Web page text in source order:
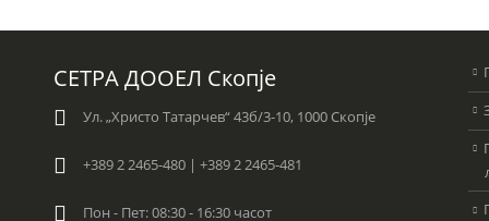
СЕТРА ДООЕЛ Скопје
Ул. „Христо Татарчев“ 43б/3-10, 1000 Скопје
+389 2 2465-480 | +389 2 2465-481
Пон - Пет: 08:30 - 16:30 часот